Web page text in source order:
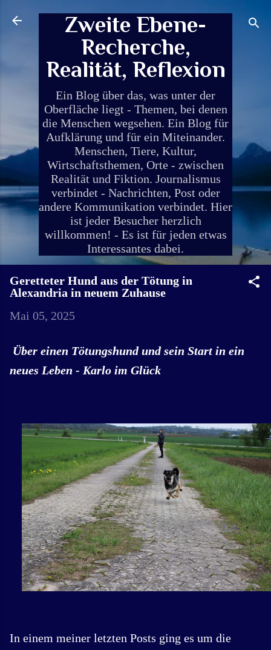
Direkt zum Hauptbereich
Zweite Ebene-
Recherche,
Realität, Reflexion
Ein Blog über das, was unter der
Oberfläche liegt - Themen, bei denen
die Menschen wegsehen. Ein Blog für
Aufklärung und für ein Miteinander.
Menschen, Tiere, Kultur,
Wirtschaftsthemen, Orte - zwischen
Realität und Fiktion. Journalismus
verbindet - Nachrichten, Post oder
andere Kommunikation verbindet. Hier
ist jeder Besucher herzlich
willkommen! - Es ist für jeden etwas
Interessantes dabei.
Geretteter Hund aus der Tötung in
Alexandria in neuem Zuhause
Mai 05, 2025
Über einen Tötungshund und sein Start in ein
neues Leben - Karlo im Glück
In einem meiner letzten Posts ging es um die